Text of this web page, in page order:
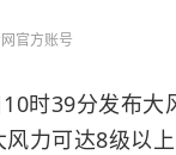
官方账号
时39分发布
力可达8级以